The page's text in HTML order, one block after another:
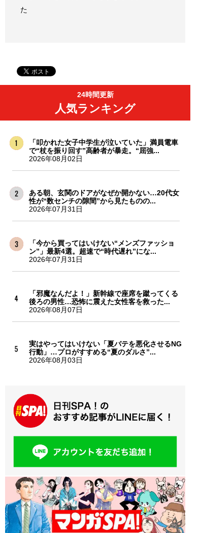
た
24時間更新
人気ランキング
「叩かれた女子中学生が泣いていた」満員電車
で“杖を振り回す”高齢者が暴走。“屈強...
2026年08月02日
ある朝、玄関のドアがなぜか開かない…20代女
性が“数センチの隙間”から見たものの...
2026年07月31日
「今から買ってはいけない“メンズファッショ
ン”」最新4選。超速で“時代遅れ”にな...
2026年07月31日
「邪魔なんだよ！」新幹線で座席を蹴ってくる
後ろの男性…恐怖に震えた女性客を救った...
2026年08月07日
実はやってはいけない「夏バテを悪化させるNG
行動」…プロがすすめる“夏のダルさ”...
2026年08月03日